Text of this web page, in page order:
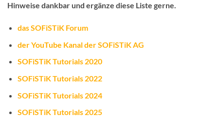
Hinweise dankbar und ergänze diese Liste gerne.
das SOFiSTiK Forum
der YouTube Kanal der SOFiSTiK AG
SOFiSTiK Tutorials 2020
SOFiSTiK Tutorials 2022
SOFiSTiK Tutorials 2024
SOFiSTiK Tutorials 2025